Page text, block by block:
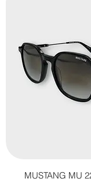
MUSTANG MU